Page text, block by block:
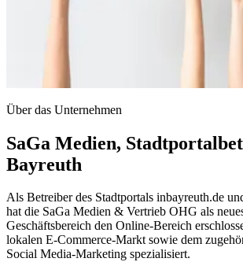
Über das Unternehmen
SaGa Medien,
Bayreuth
Als Betreiber des Stadtportals inbayreuth.de
hat die SaGa Medien & Vertrieb OHG als
Geschäftsbereich den Online-Bereich
lokalen E-Commerce-Markt sowie dem
Social Media-Marketing spezialisiert.